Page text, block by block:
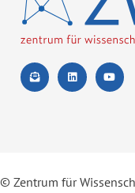
© Zentrum für